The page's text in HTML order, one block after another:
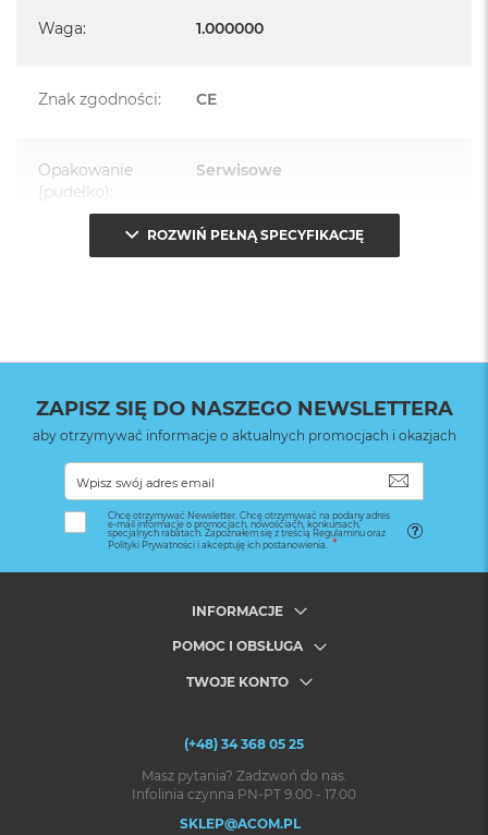
Waga: 1.000000
Znak zgodności: CE
Opakowanie
(pudełko):
Serwisowe
ROZWIŃ PEŁNĄ SPECYFIKACJĘ
ZAPISZ SIĘ DO NASZEGO NEWSLETTERA
aby otrzymywać informacje o aktualnych promocjach i okazjach
Chcę otrzymywać Newsletter. Chcę otrzymywać na podany adres
e-mail informacje o promocjach, nowościach, konkursach,
specjalnych rabatach. Zapoznałem się z treścią Regulaminu oraz
Polityki Prywatności i akceptuję ich postanowienia.
INFORMACJE
POMOC I OBSŁUGA
TWOJE KONTO
(+48) 34 368 05 25
Masz pytania? Zadzwoń do nas.
Infolinia czynna PN-PT 9.00 - 17.00
SKLEP@ACOM.PL